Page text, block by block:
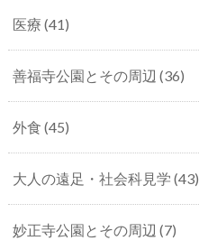
医療 (41)
善福寺公園とその周辺 (36)
外食 (45)
大人の遠足・社会科見学 (43)
妙正寺公園とその周辺 (7)